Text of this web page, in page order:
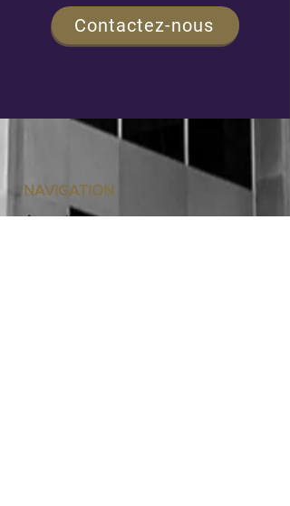
Contactez-nous
Accueil
NAVIGATION